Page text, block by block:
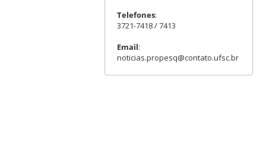
Telefones:
3721-7418 / 7413
Email:
noticias.propesq@contato.ufsc.br